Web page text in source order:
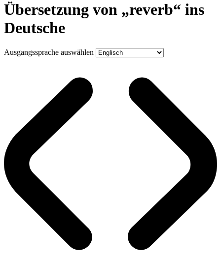
Übersetzung von „reverb“ ins
Deutsche
Ausgangssprache auswählen